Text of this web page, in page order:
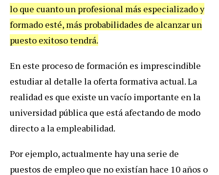
lo que cuanto un profesional más especializado y
formado esté, más probabilidades de alcanzar un
puesto exitoso tendrá.
En este proceso de formación es imprescindible
estudiar al detalle la oferta formativa actual. La
realidad es que existe un vacío importante en la
universidad pública que está afectando de modo
directo a la empleabilidad.
Por ejemplo, actualmente hay una serie de
puestos de empleo que no existían hace 10 años o